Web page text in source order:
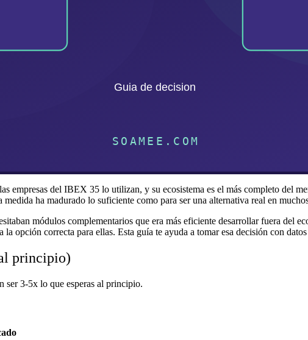
empresas del IBEX 35 lo utilizan, y su ecosistema es el más completo del
ha madurado lo suficiente como para ser una alternativa real en
módulos complementarios que era más eficiente desarrollar fuera del
opción correcta para ellas. Esta guía te ayuda a tomar esa decisión con datos
principio)
ser 3-5x lo que esperas al principio.